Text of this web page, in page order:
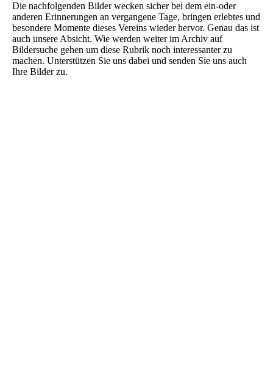
Die nachfolgenden Bilder wecken sicher bei dem ein-oder
anderen Erinnerungen an vergangene Tage, bringen erlebtes und
besondere Momente dieses Vereins wieder hervor. Genau das ist
auch unsere Absicht. Wie werden weiter im Archiv auf
Bildersuche gehen um diese Rubrik noch interessanter zu
machen. Unterstützen Sie uns dabei und senden Sie uns auch
Ihre Bilder zu.